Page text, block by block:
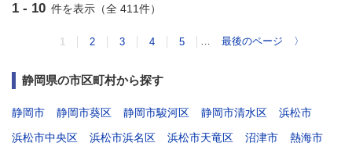
1 - 10 件を表示（全 411件）
1 2 3 4 5 … 最後のページ 〉
静岡県の市区町村から探す
静岡市 静岡市葵区 静岡市駿河区 静岡市清水区
浜松市
浜松市中央区
浜松市浜名区 浜松市天竜区 沼津市
熱海市